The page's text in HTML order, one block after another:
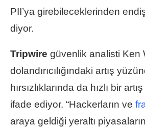
PII’ya girebileceklerinden
diyor.
Tripwire güvenlik analisti Ken
dolandırıcılığındaki artış
hırsızlıklarında da hızlı bir
ifade ediyor. “Hackerların ve
araya geldiği yeraltı